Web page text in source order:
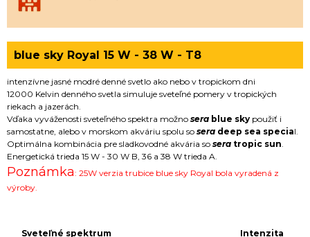
blue sky Royal 15 W - 38 W - T8
intenzívne jasné modré denné svetlo ako nebo v tropickom dni
12000 Kelvin denného svetla simuluje sveteľné pomery v tropických
riekach a jazerách.
Vďaka vyváženosti sveteľného spektra možno sera blue sky použiť i
samostatne, alebo v morskom akváriu spolu so sera deep sea special.
Optimálna kombinácia pre sladkovodné akvária so sera tropic sun
Energetická trieda 15 W - 30 W B, 36 a 38 W trieda A.
Poznámka: 25W verzia trubice blue sky Royal bola vyradená z
výroby.
Sveteľné spektrum Intenzita